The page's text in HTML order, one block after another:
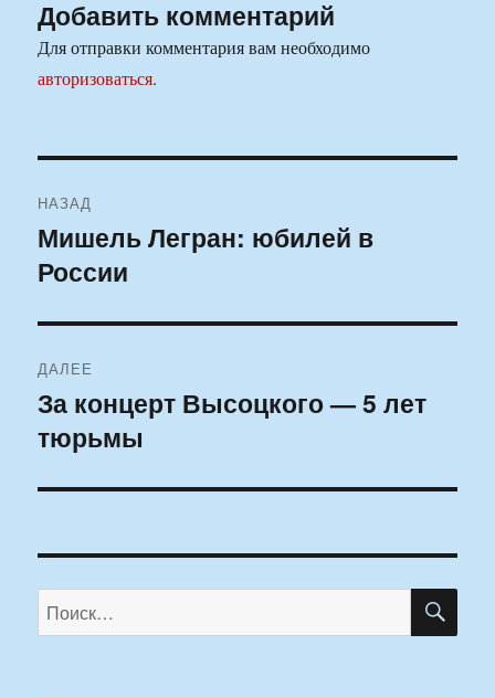
Добавить комментарий
Для отправки комментария вам необходимо
авторизоваться.
по
записям
НАЗАД
Предыдущая
запись:
Мишель Легран: юбилей в
России
ДАЛЕЕ
Следующая
запись:
За концерт Высоцкого — 5 лет
тюрьмы
Искать: